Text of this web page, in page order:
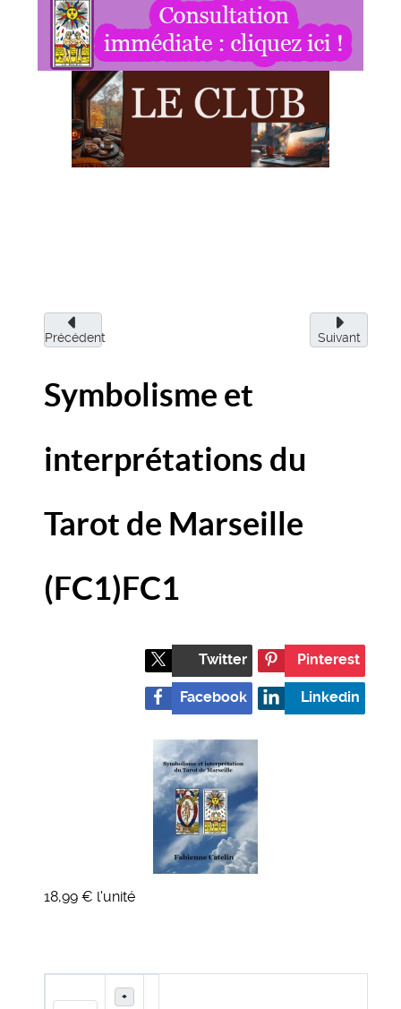
Précédent Suivant
Symbolisme et
interprétations du
Tarot de Marseille
(FC1)FC1
Twitter Pinterest
Facebook Linkedin
18,99 € l'unité
+